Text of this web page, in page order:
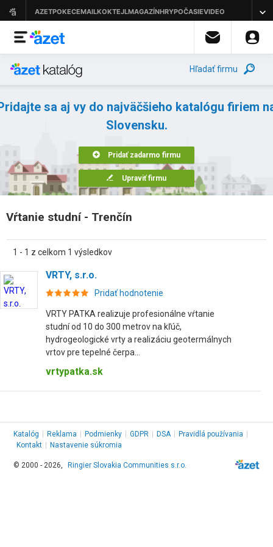
Hľadať firmu
sa aj vy do najväčšieho katalógu firiem
Slovensku.
Pridať zadarmo firmu
Upraviť firmu
Vŕtanie studní - Trenčín
1 - 1 z celkom 1 výsledkov
VRTY, s.r.o.
Pridať hodnotenie
VRTY PATKA realizuje profesionálne vŕtanie
studní od 10 do 300 metrov na kľúč,
hydrogeologické vrty a realizáciu geotermálnych
vrtov pre tepelné čerpa...
vrtypatka.sk
Katalóg Reklama Podmienky GDPR DSA Pravidlá používania
Kontakt
Nastavenie súkromia
© 2000 - 2026, Ringier Slovakia Communities s.r.o.